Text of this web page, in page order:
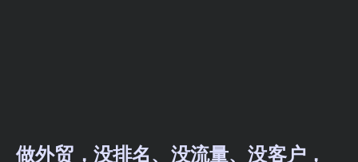
做外贸，没排名、没流量、没客户，